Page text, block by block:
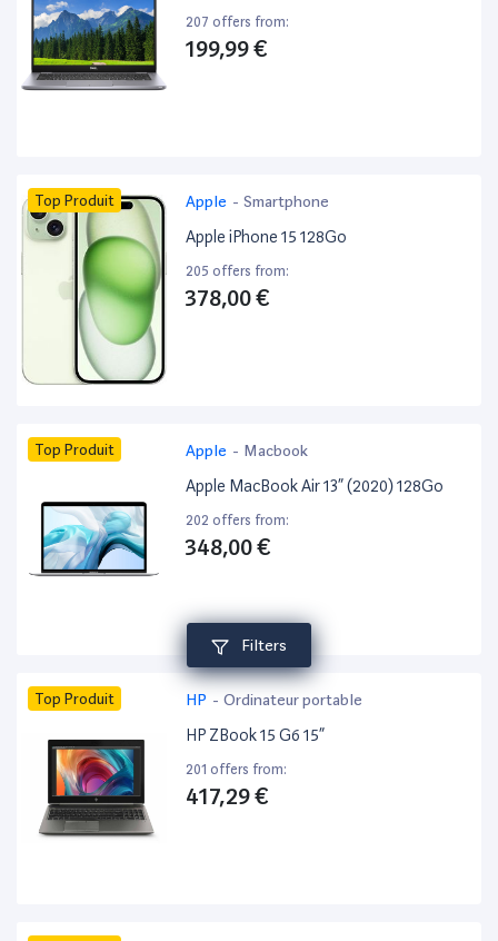
Filters
207 offers from:
199,99 €
Top Produit Apple - Smartphone
Apple iPhone 15 128Go
205 offers from:
378,00 €
Top Produit Apple - Macbook
Apple MacBook Air 13” (2020) 128Go
202 offers from:
348,00 €
Top Produit HP - Ordinateur portable
HP ZBook 15 G6 15”
201 offers from:
417,29 €